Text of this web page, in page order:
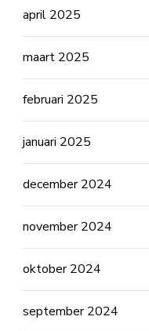
april 2025
maart 2025
februari 2025
januari 2025
december 2024
november 2024
oktober 2024
september 2024